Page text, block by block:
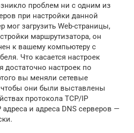
проблем ни с одним из
при настройки данной
мог загрузить Web-страницы,
маршрутизатора, он
к вашему компьютеру с
Что касается настроек
достаточно настроек по
вы меняли сетевые
чтобы они были выставлены
протокола TCP/IP
адреса и адреса DNS серверов —